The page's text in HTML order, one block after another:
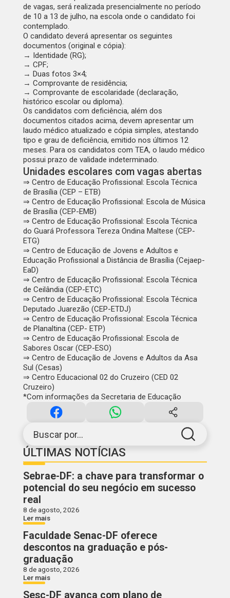
Buscar por...
ÚLTIMAS NOTÍCIAS
Sebrae-DF: a chave para transformar o
potencial do seu negócio em sucesso
real
8 de agosto, 2026
Ler mais
Faculdade Senac-DF oferece
descontos na graduação e pós-
graduação
8 de agosto, 2026
Ler mais
Sesc-DF avança com plano de
de vagas, será realizada presencialmente no período
de 10 a 13 de julho, na escola onde o candidato foi
contemplado.
‌O candidato deverá apresentar os seguintes
documentos (original e cópia):
→ Identidade (RG);
→ CPF;
→ Duas fotos 3×4;
→ Comprovante de residência;
→ Comprovante de escolaridade (declaração,
histórico escolar ou diploma).
Os candidatos com deficiência, além dos
documentos citados acima, devem apresentar um
laudo médico atualizado e cópia simples, atestando
tipo e grau de deficiência, emitido nos últimos 12
meses. Para os candidatos com TEA, o laudo médico
possui prazo de validade indeterminado.
Unidades escolares com vagas abertas
⇒ Centro de Educação Profissional: Escola Técnica
de Brasília (CEP – ETB)
⇒ Centro de Educação Profissional: Escola de Música
de Brasília (CEP-EMB)
⇒ Centro de Educação Profissional: Escola Técnica
do Guará Professora Tereza Ondina Maltese (CEP-
ETG)
⇒ Centro de Educação de Jovens e Adultos e
Educação Profissional a Distância de Brasília (Cejaep-
EaD)
⇒ Centro de Educação Profissional: Escola Técnica
de Ceilândia (CEP-ETC)
⇒ Centro de Educação Profissional: Escola Técnica
Deputado Juarezão (CEP-ETDJ)
⇒ Centro de Educação Profissional: Escola Técnica
de Planaltina (CEP- ETP)
⇒ Centro de Educação Profissional: Escola de
Sabores Oscar (CEP-ESO)
⇒ Centro de Educação de Jovens e Adultos da Asa
Sul (Cesas)
⇒ Centro Educacional 02 do Cruzeiro (CED 02
Cruzeiro)
*Com informações da Secretaria de Educação